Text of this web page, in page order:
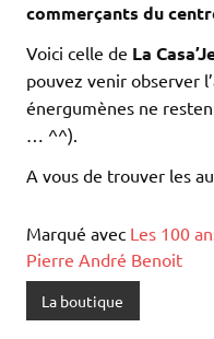
commerçants du
Voici celle de La
pouvez venir observer
énergumènes ne
… ^^).
A vous de trouver les
Marqué avec Les 100
Pierre André Benoit
La boutique